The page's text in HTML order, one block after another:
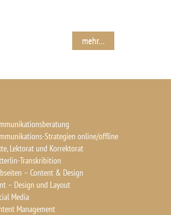
mehr…
Strategien online/offline
Lektorat und Korrektorat
Transkribition
– Content & Design
– Design und Layout
Media
Management